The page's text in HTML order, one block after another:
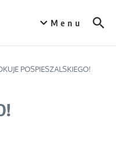
Menu
POSPIESZALSKIEGO!